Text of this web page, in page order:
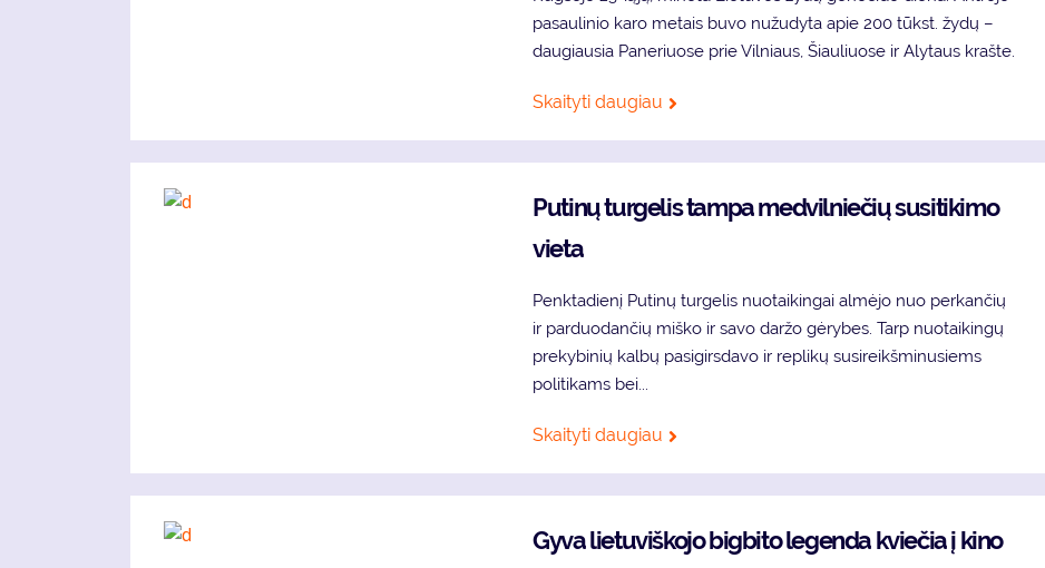
pasaulinio karo metais buvo nužudyta apie 200 tūkst. žydų –
daugiausia Paneriuose prie Vilniaus, Šiauliuose ir Alytaus krašte.
Skaityti daugiau
Putinų turgelis tampa medvilniečių susitikimo
vieta
Penktadienį Putinų turgelis nuotaikingai almėjo nuo perkančių
ir parduodančių miško ir savo daržo gėrybes. Tarp nuotaikingų
prekybinių kalbų pasigirsdavo ir replikų susireikšminusiems
politikams bei...
Skaityti daugiau
Gyva lietuviškojo bigbito legenda kviečia į kino